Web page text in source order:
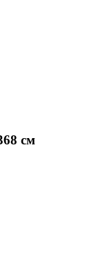
см